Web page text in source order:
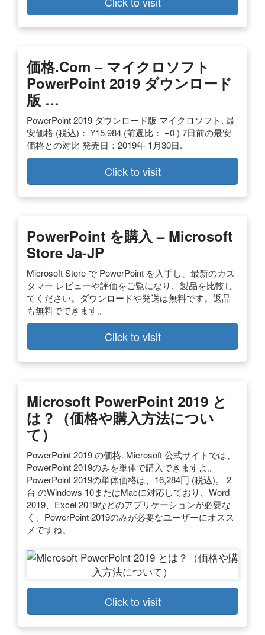
価格.com – マイクロソフト
PowerPoint 2019 ダウンロード
版 …
PowerPoint 2019 ダウンロード版 マイクロソフト. 最
安価格 (税込)： ¥15,984 (前週比： ±0 ) 7日前の最安
価格との対比 発売日：2019年 1月30日.
Click to visit
PowerPoint を購入 – Microsoft
Store Ja-JP
Microsoft Store で PowerPoint を入手し、最新のカス
タマー レビューや評価をご覧になり、製品を比較し
てください。ダウンロードや発送は無料です。返品
も無料でできます。
Click to visit
Microsoft PowerPoint 2019 と
は？（価格や購入方法につい
て）
PowerPoint 2019 の価格. Microsoft 公式サイトでは、
PowerPoint 2019のみを単体で購入できますよ。
PowerPoint 2019の単体価格は、16,284円 (税込)。 2
台 のWindows 10またはMacに対応しており、Word
2019、Excel 2019などのアプリケーションが必要な
く、PowerPoint 2019のみが必要なユーザーにオスス
メですね。
Click to visit